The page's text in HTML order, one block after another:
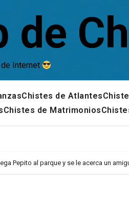
de
Internet
Chistes de Atlantes
Chistes de Matrimonios
Pepito al parque y se le acerca un